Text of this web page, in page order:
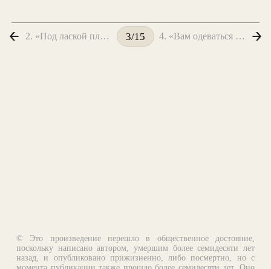
2. «Под лаской плюшевого пледа...» 3/15 4. «Вам одеваться было лень...»
© Это произведение перешло в общественное достояние,
поскольку написано автором, умершим более семидесяти лет
назад, и опубликовано прижизненно, либо посмертно, но с